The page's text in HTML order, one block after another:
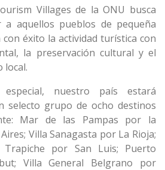
Villages de la ONU busca
a aquellos pueblos de pequeña
con éxito la actividad turística con
la preservación cultural y el
local.
nuestro país estará
selecto grupo de ocho destinos
Mar de las Pampas por la
Villa Sanagasta por La Rioja;
por San Luis; Puerto
Villa General Belgrano por